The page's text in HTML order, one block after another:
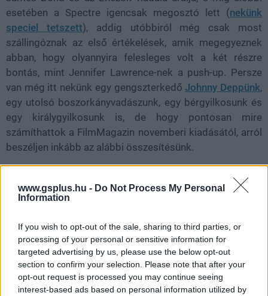
www.gsplus.hu - Do Not Process My Personal
Information
If you wish to opt-out of the sale, sharing to third parties, or
processing of your personal or sensitive information for
targeted advertising by us, please use the below opt-out
section to confirm your selection. Please note that after your
opt-out request is processed you may continue seeing
interest-based ads based on personal information utilized by
esetében a Spectre igencsak megosztó lett (nekünk
speciel tetszett), addig utóbbiról még csak most
szállingóznak az első értékelések, amik megegyeznek
abban, hogy olyannyira felesleges volt a két részre
bontás, mint Jennifer Lawrence-nek a push-up. Persze
van még itt nekünk egy gengszterkedőJohnny Deppünk,
egy utolsó boszorkányvadászunk, egy bérgyilkosunk és
egy királygyilkosunk is, de hogy pontosan mire
számíthattok a FilmMagazin novemberi kiadásától, arról
beszéljen inkább az alábbi összesítésünk.